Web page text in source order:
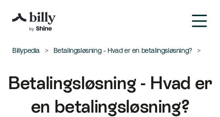
Billypedia Betalingsløsning - Hvad er en betalingsløsning?
Betalingsløsning - Hvad er
en betalingsløsning?